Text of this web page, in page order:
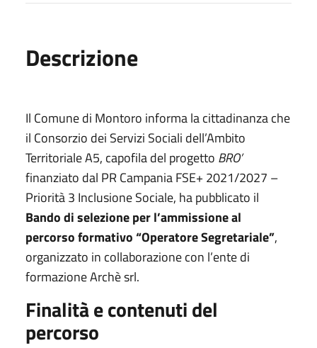
Descrizione
Il Comune di Montoro informa la cittadinanza che
il Consorzio dei Servizi Sociali dell’Ambito
Territoriale A5, capofila del progetto BRO’
finanziato dal PR Campania FSE+ 2021/2027 –
Priorità 3 Inclusione Sociale, ha pubblicato il
Bando di selezione per l’ammissione al
percorso formativo “Operatore Segretariale”,
organizzato in collaborazione con l’ente di
formazione Archè srl.
Finalità e contenuti del
percorso